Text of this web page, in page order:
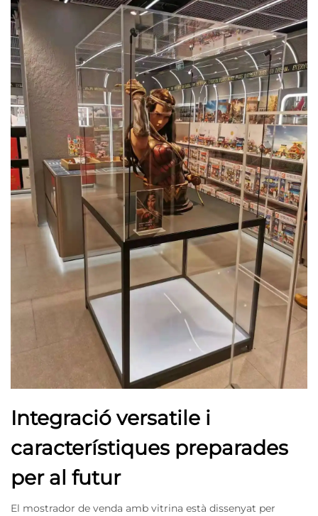
Integració versatile i
característiques preparades
per al futur
El mostrador de venda amb vitrina està dissenyat per